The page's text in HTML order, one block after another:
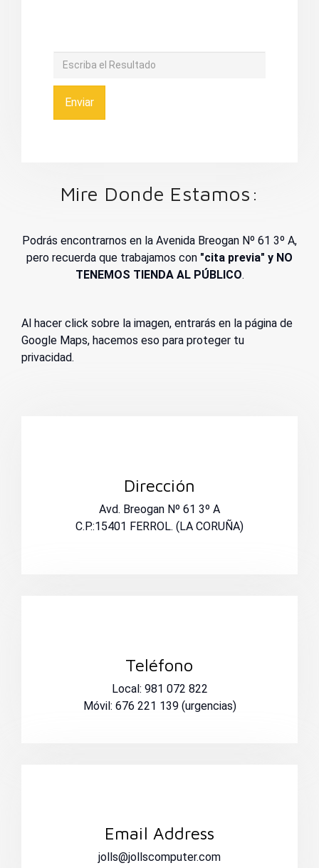
Enviar
Mire Donde Estamos:
Podrás encontrarnos en la Avenida Breogan Nº 61 3º A,
pero recuerda que trabajamos con "cita previa" y NO
TENEMOS TIENDA AL PÚBLICO.
Al hacer click sobre la imagen, entrarás en la página de
Google Maps, hacemos eso para proteger tu
privacidad.
Dirección
Avd. Breogan Nº 61 3º A
C.P.:15401 FERROL. (LA CORUÑA)
Teléfono
Local: 981 072 822
Móvil: 676 221 139 (urgencias)
Email Address
jolls@jollscomputer.com